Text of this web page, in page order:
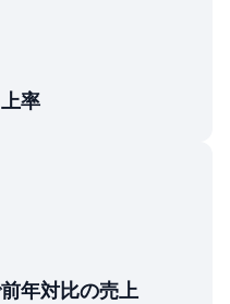
率
年対比の売上